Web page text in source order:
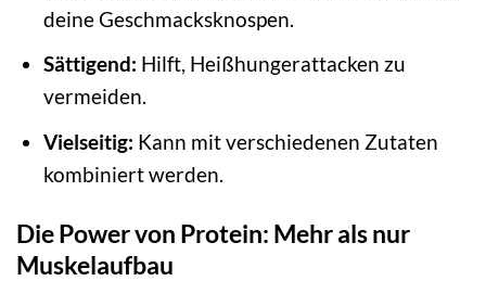
deine Geschmacksknospen.
Sättigend: Hilft, Heißhungerattacken zu
vermeiden.
Vielseitig: Kann mit verschiedenen Zutaten
kombiniert werden.
Die Power von Protein: Mehr als nur
Muskelaufbau